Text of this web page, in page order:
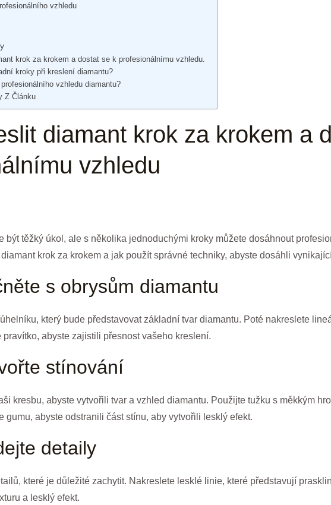
vzhledu
krok za krokem a dostat se k profesionálnímu vzhledu.
kroky při kreslení diamantu?
vzhledu diamantu?
Z Článku
diamant krok za krokem a
vzhledu
být těžký úkol, ale s několika jednoduchými kroky můžete dosáhnout
krok za krokem a jak použít správné techniky, abyste dosáhli
s obrysům diamantu
který bude představovat základní tvar diamantu. Poté nakreslete
abyste zajistili přesnost vašeho kreslení.
stínování
kresbu, abyste vytvořili tvar a vzhled diamantu. Použijte tužku s měkkým
gumu, abyste odstranili část stínu, aby vytvořili lesklý efekt.
detaily
které je důležité zachytit. Nakreslete lesklé linie, které představují
a lesklý efekt.